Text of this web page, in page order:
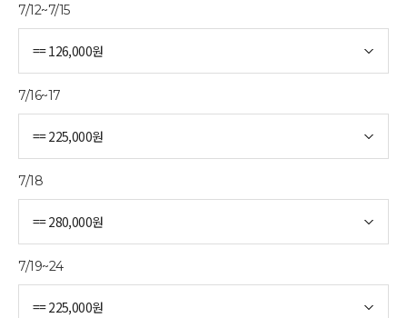
7/12~7/15
7/16~17
7/18
7/19~24